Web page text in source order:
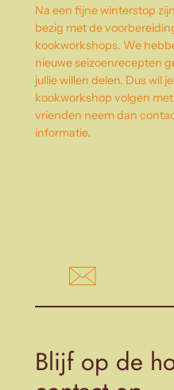
Na een fijne winterstop
bezig met de
kookworkshops. We
nieuwe seizoenrecepten
jullie willen delen. Dus wil
kookworkshop volgen met
vrienden neem dan
informatie.
Blijf op de